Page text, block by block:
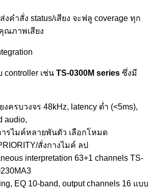
งคำสั่ง status/เสียง จะฟลู coverage ทุก
ณภาพเสียง
เช่น TS‑0300M series ซึ่งมี
งครบวงจร 48kHz, latency ต่ำ (<5ms),
audio,
ารไมค์หลายพันตัว เลือกโหมด
สั่งกางไมค์ ลป
interpretation 63+1 channels TS-
EQ 10-band, output channels 16 แบบ